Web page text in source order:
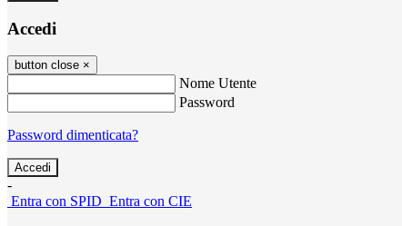
Accedi
button close ×
Nome Utente
Password
Password dimenticata?
-
Entra con SPID Entra con CIE